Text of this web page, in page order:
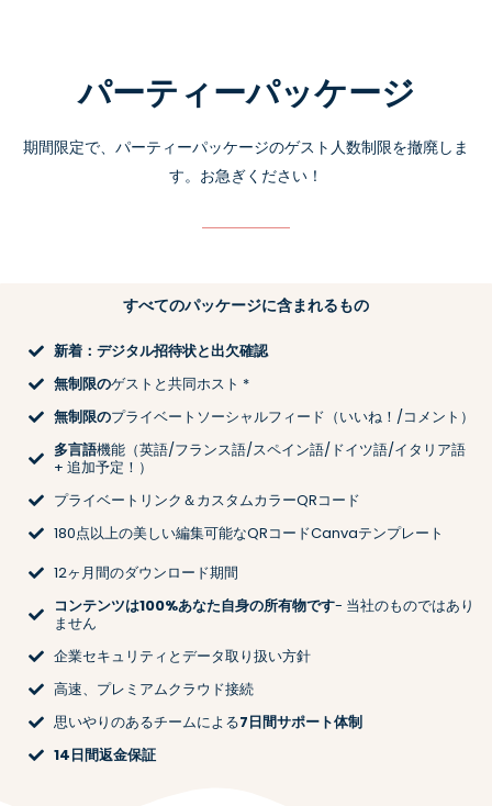
パーティーパッケージ
期間限定で、パーティーパッケージのゲスト人数制限を撤廃しま
す。お急ぎください！
すべてのパッケージに含まれるもの
新着：デジタル招待状と出欠確認
無制限のゲストと共同ホスト *
無制限のプライベートソーシャルフィード（いいね！/コメント）
多言語機能（英語/フランス語/スペイン語/ドイツ語/イタリア語
+ 追加予定！）
プライベートリンク＆カスタムカラーQRコード
180点以上の美しい編集可能なQRコードCanvaテンプレート
12ヶ月間のダウンロード期間
コンテンツは100%あなた自身の所有物です- 当社のものではあり
ません
企業セキュリティとデータ取り扱い方針
高速、プレミアムクラウド接続
思いやりのあるチームによる7日間サポート体制
14日間返金保証